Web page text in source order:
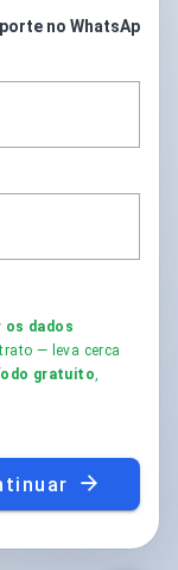
no WhatsApp
os dados
— leva cerca
gratuito,